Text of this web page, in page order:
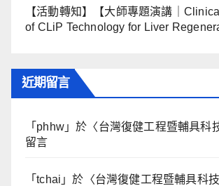
【活動轉知】【大師專題演講｜
of CLiP Technology for Liver
近期留言
「 phhw 」於〈台灣復健工程暨輔具科
留言
「tchai 」於〈台灣復健工程暨輔具科